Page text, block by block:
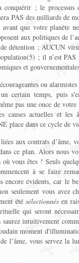
; le processus
PAS des milliards de
que votre planète
aux politiques de
détention ; AUCUN
; il n’est PAS
et
ou
certain temps, puis
pas une once de
causes actuelles et les
place dans ce cycle de
aux contrats d’âme,
ce plan. Alors nous
vous êtes ! Seuls
à se faire
encore évidents, car le
seulement vous avez
été sélectionnés en
qui seront
intuitivement
moment
l’âme, vous servez la